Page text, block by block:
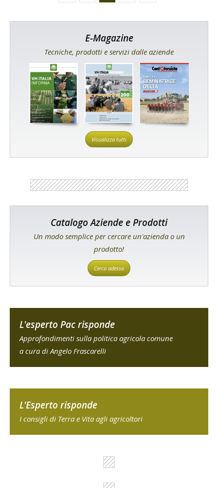
E-Magazine
Tecniche, prodotti e servizi dalle aziende
Visualizza tutti
Catalogo Aziende e Prodotti
Un modo semplice per cercare un'azienda o un
prodotto!
Cerca adesso
L'esperto Pac risponde
Approfondimenti sulla politica agricola comune
a cura di Angelo Frascarelli
L'Esperto risponde
I consigli di Terra e Vita agli agricoltori